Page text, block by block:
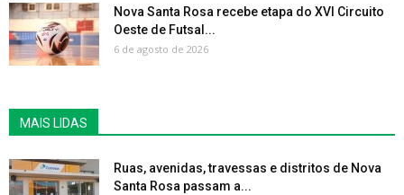
Nova Santa Rosa recebe etapa do XVI Circuito
Oeste de Futsal...
6 de agosto de 2026
MAIS LIDAS
Ruas, avenidas, travessas e distritos de Nova
Santa Rosa passam a...